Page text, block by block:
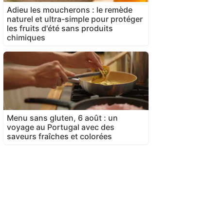
Adieu les moucherons : le remède
naturel et ultra-simple pour protéger
les fruits d'été sans produits
chimiques
Menu sans gluten, 6 août : un
voyage au Portugal avec des
saveurs fraîches et colorées